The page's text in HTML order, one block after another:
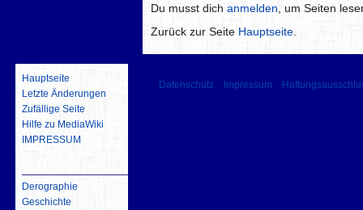
Zur
Navigation
Zur
Suche
Du musst dich anmelden, um Seiten
Zurück zur Seite Hauptseite.
Hauptseite
Letzte Änderungen
Zufällige Seite
Hilfe zu MediaWiki
IMPRESSUM
Derographie
Geschichte
Datenschutz Impressum